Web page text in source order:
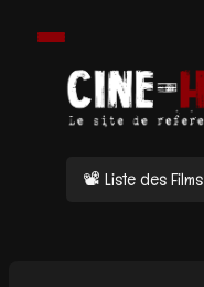
📽 Liste des Films